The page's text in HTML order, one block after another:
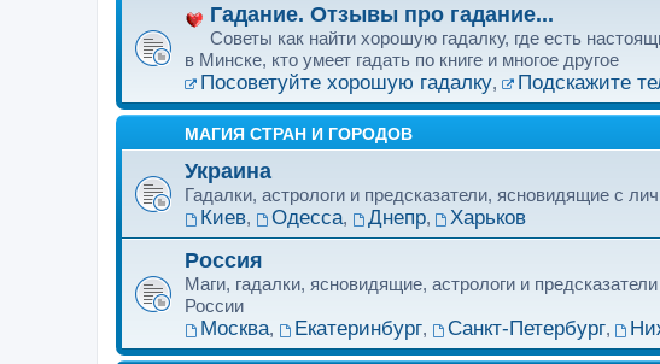
Гадание. Отзывы про гадание...
Советы как найти хорошую гадалку, где есть
в Минске, кто умеет гадать по книге и многое другое
Посоветуйте хорошую гадалку, Подскажите
МАГИЯ СТРАН И ГОРОДОВ
Украина
Гадалки, астрологи и предсказатели, ясновидящие с
Киев, Одесса, Днепр, Харьков
Россия
Маги, гадалки, ясновидящие, астрологи и
России
Москва, Екатеринбург, Санкт-Петербург,